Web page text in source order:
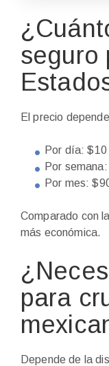
seguro
El precio
Por día:
Por
Por mes:
Comparado con
más económica.
para
Depende de la